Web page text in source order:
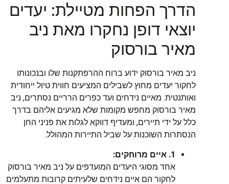
הדרך הפחות מטיילת: יעדים
יוצאי דופן נחקרו מאת ניב
מאיר בורסוק
ניב מאיר בורסוק ידוע ברוח ההרפתקנות שלו ובנכונותו
לחקור יעדים מחוץ לשבילים המציעים חווית טיול ייחודית
ואותנטית. מאיים נידחים ועד כפרים הרריים נסתרים, ניב
מאיר בורסוק מחפש מקומות שלא מגיעים אליהם בדרך
כלל על ידי תיירים, ומעדיף דווקא לגלות את פניני החן
הנסתרות השוכנות על שביל התיירות המהולל.
1. איים מרוחקים:
אחד מסוגי היעדים המועדפים על ניב מאיר בורסוק
לחקור הם איים נידחים שלעיתים קרובות מתעלמים